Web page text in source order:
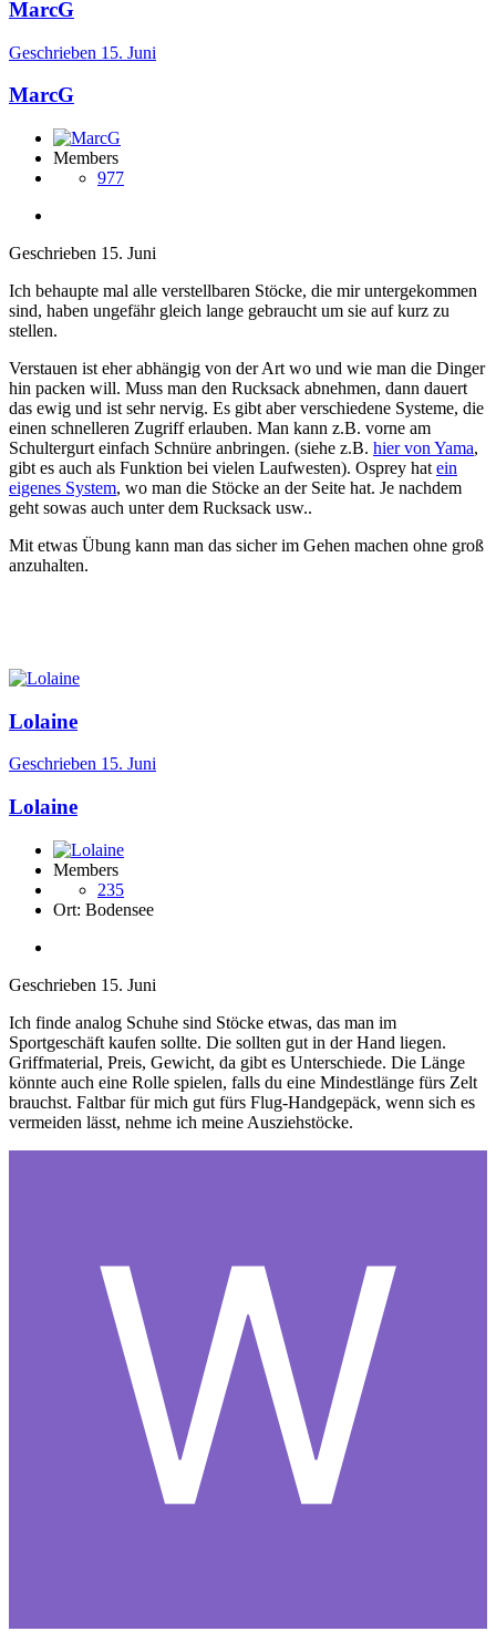
MarcG
Geschrieben 15. Juni
MarcG
Members
977
Geschrieben 15. Juni
Ich behaupte mal alle verstellbaren Stöcke, die mir untergekommen
sind, haben ungefähr gleich lange gebraucht um sie auf kurz zu
stellen.
Verstauen ist eher abhängig von der Art wo und wie man die Dinger
hin packen will. Muss man den Rucksack abnehmen, dann dauert
das ewig und ist sehr nervig. Es gibt aber verschiedene Systeme, die
einen schnelleren Zugriff erlauben. Man kann z.B. vorne am
Schultergurt einfach Schnüre anbringen. (siehe z.B. hier von Yama,
gibt es auch als Funktion bei vielen Laufwesten). Osprey hat ein
eigenes System, wo man die Stöcke an der Seite hat. Je nachdem
geht sowas auch unter dem Rucksack usw..
Mit etwas Übung kann man das sicher im Gehen machen ohne groß
anzuhalten.
Lolaine
Geschrieben 15. Juni
Lolaine
Members
235
Ort: Bodensee
Geschrieben 15. Juni
Ich finde analog Schuhe sind Stöcke etwas, das man im
Sportgeschäft kaufen sollte. Die sollten gut in der Hand liegen.
Griffmaterial, Preis, Gewicht, da gibt es Unterschiede. Die Länge
könnte auch eine Rolle spielen, falls du eine Mindestlänge fürs Zelt
brauchst. Faltbar für mich gut fürs Flug-Handgepäck, wenn sich es
vermeiden lässt, nehme ich meine Ausziehstöcke.